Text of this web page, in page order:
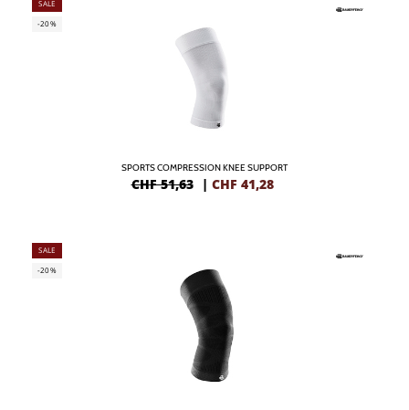
SALE
-20%
SPORTS COMPRESSION KNEE SUPPORT
CHF 51,63 | CHF 41,28
SALE
-20%